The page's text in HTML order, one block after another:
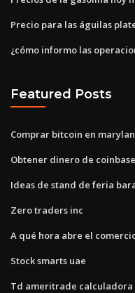
Precio para las águilas
¿cómo informo las
Featured Posts
Comprar bitcoin en
Obtener dinero de coinbase
Ideas de stand de feria
Zero traders inc
A qué hora abre el
Stock smarts uae
Td ameritrade calculadora